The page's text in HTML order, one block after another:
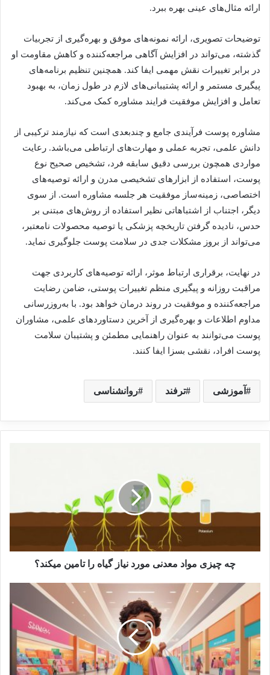
ارائه مثال‌های عینی بهره ببرد.
توضیحات تصویری، ارائه نمونه‌های موفق و بهره‌گیری از تجربیات
گذشته، می‌تواند در افزایش آگاهی مراجعه‌کننده و کاهش مقاومت او
در برابر تغییرات نقش مهمی ایفا کند. همچنین تنظیم برنامه‌های
پیگیری مستمر و ارائه پشتیبانی‌های لازم در طول زمان، به بهبود
تعامل و افزایش موفقیت فرایند مشاوره کمک می‌کند.
مشاوره پوست فرآیندی جامع و چندبعدی است که نیازمند ترکیبی از
دانش علمی، تجربه عملی و مهارت‌های ارتباطی می‌باشد. رعایت
مواردی همچون بررسی دقیق سابقه فرد، تشخیص صحیح نوع
پوست، استفاده از ابزارهای تشخیصی مدرن و ارائه توصیه‌های
اختصاصی، زمینه‌ساز موفقیت هر جلسه مشاوره است. از سوی
دیگر، اجتناب از اشتباهاتی نظیر استفاده از روش‌های مبتنی بر
حدس، نادیده گرفتن تاریخچه پزشکی یا توصیه محصولات نامعتبر،
می‌تواند از بروز مشکلات جدی در سلامت پوست جلوگیری نماید.
در نهایت، برقراری ارتباط موثر، ارائه توصیه‌های کاربردی جهت
مراقبت روزانه و پیگیری منظم تغییرات پوستی، ضامن رضایت
مراجعه‌کننده و موفقیت در روند درمان خواهد بود. با به‌روزرسانی
مداوم اطلاعات و بهره‌گیری از آخرین دستاوردهای علمی، مشاوران
پوست می‌توانند به عنوان راهنمایی مطمئن و پشتیبان سلامت
پوست افراد، نقشی بسزا ایفا کنند.
آموزشی ترفند روانشناسی
چه چیزی مواد معدنی مورد نیاز گیاه را تامین میکند؟